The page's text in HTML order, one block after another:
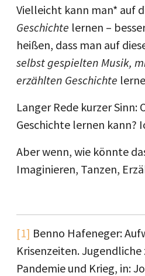
Vielleicht kann man* auf
Geschichte lernen –
heißen, dass man auf
selbst gespielten Musik,
erzählten Geschichte
Langer Rede kurzer Sinn:
Geschichte lernen kann?
Aber wenn, wie könnte
Imaginieren, Tanzen,
[1] Benno Hafeneger:
Krisenzeiten.
Pandemie und Krieg, in: